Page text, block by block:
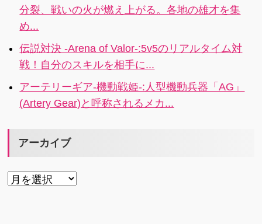
分裂、戦いの火が燃え上がる。各地の雄才を集
め...
伝説対決 -Arena of Valor-:5v5のリアルタイム対
戦！自分のスキルを相手に...
アーテリーギア-機動戦姫-:人型機動兵器「AG」
(Artery Gear)と呼称されるメカ...
アーカイブ
ア